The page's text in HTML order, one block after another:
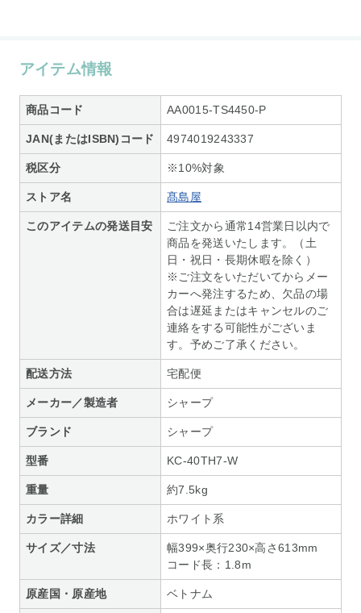
アイテム情報
商品コード AA0015-TS4450-P
JAN(またはISBN)コード 4974019243337
税区分 ※10%対象
ストア名 髙島屋
このアイテムの発送目安
ご注文から通常14営業日以内で
商品を発送いたします。（土
日・祝日・長期休暇を除く）
※ご注文をいただいてからメー
カーへ発注するため、欠品の場
合は遅延またはキャンセルのご
連絡をする可能性がございま
す。予めご了承ください。
配送方法 宅配便
メーカー／製造者 シャープ
ブランド シャープ
型番 KC-40TH7-W
重量 約7.5kg
カラー詳細 ホワイト系
サイズ／寸法
幅399×奥行230×高さ613mm
コード長：1.8m
原産国・原産地 ベトナム